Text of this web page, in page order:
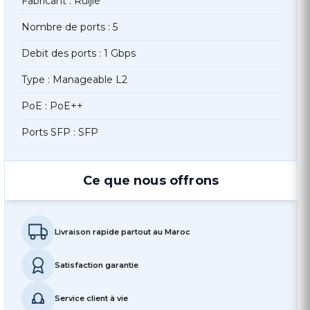
Nombre de ports : 5
Debit des ports : 1 Gbps
Type : Manageable L2
PoE : PoE++
Ports SFP : SFP
Ce que nous offrons
Livraison rapide partout au Maroc
Satisfaction garantie
Service client à vie